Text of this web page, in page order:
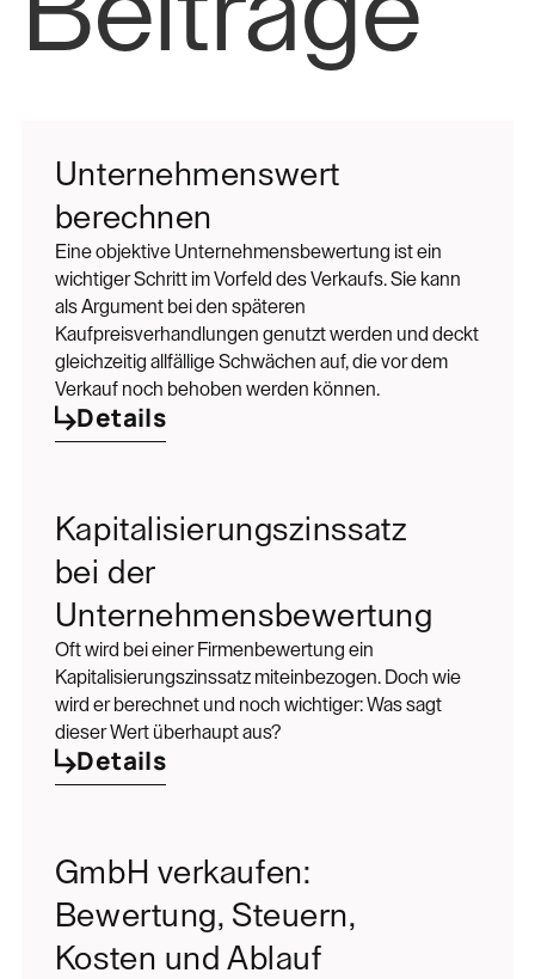
Unternehmenswert
berechnen
Eine objektive Unternehmensbewertung ist ein
wichtiger Schritt im Vorfeld des Verkaufs. Sie kann
als Argument bei den späteren
Kaufpreisverhandlungen genutzt werden und deckt
gleichzeitig allfällige Schwächen auf, die vor dem
Verkauf noch behoben werden können.
Details
Kapitalisierungszinssatz
bei der
Unternehmensbewertung
Oft wird bei einer Firmenbewertung ein
Kapitalisierungszinssatz miteinbezogen. Doch wie
wird er berechnet und noch wichtiger: Was sagt
dieser Wert überhaupt aus?
Details
GmbH verkaufen:
Bewertung, Steuern,
Kosten und Ablauf